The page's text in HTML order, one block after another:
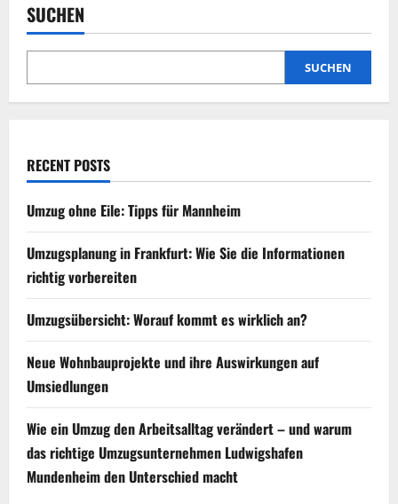
SUCHEN
SUCHEN
RECENT POSTS
Umzug ohne Eile: Tipps für Mannheim
Umzugsplanung in Frankfurt: Wie Sie die Informationen
richtig vorbereiten
Umzugsübersicht: Worauf kommt es wirklich an?
Neue Wohnbauprojekte und ihre Auswirkungen auf
Umsiedlungen
Wie ein Umzug den Arbeitsalltag verändert – und warum
das richtige Umzugsunternehmen Ludwigshafen
Mundenheim den Unterschied macht